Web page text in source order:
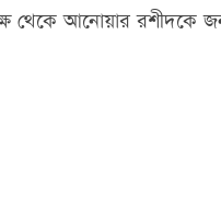
আনোয়ার রশীদকে